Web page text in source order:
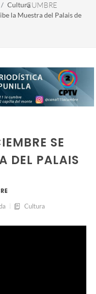
CUMBRE
Cultura
la Muestra del Palais de
SE
DEL PALAIS
Cultura